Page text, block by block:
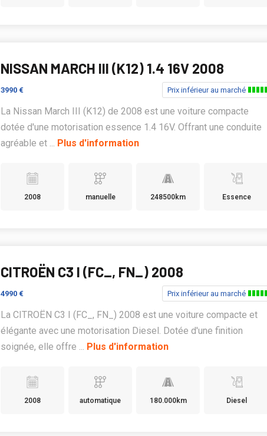
NISSAN MARCH III (K12) 1.4 16V 2008
3990 € Prix inférieur au marché
La Nissan March III (K12) de 2008 est une voiture compacte
dotée d'une motorisation essence 1.4 16V. Offrant une conduite
agréable et ... Plus d'information
2008 manuelle 248500km Essence
CITROËN C3 I (FC_, FN_) 2008
4990 € Prix inférieur au marché
La CITROËN C3 I (FC_, FN_) 2008 est une voiture compacte et
élégante avec une motorisation Diesel. Dotée d'une finition
soignée, elle offre ... Plus d'information
2008 automatique 180.000km Diesel